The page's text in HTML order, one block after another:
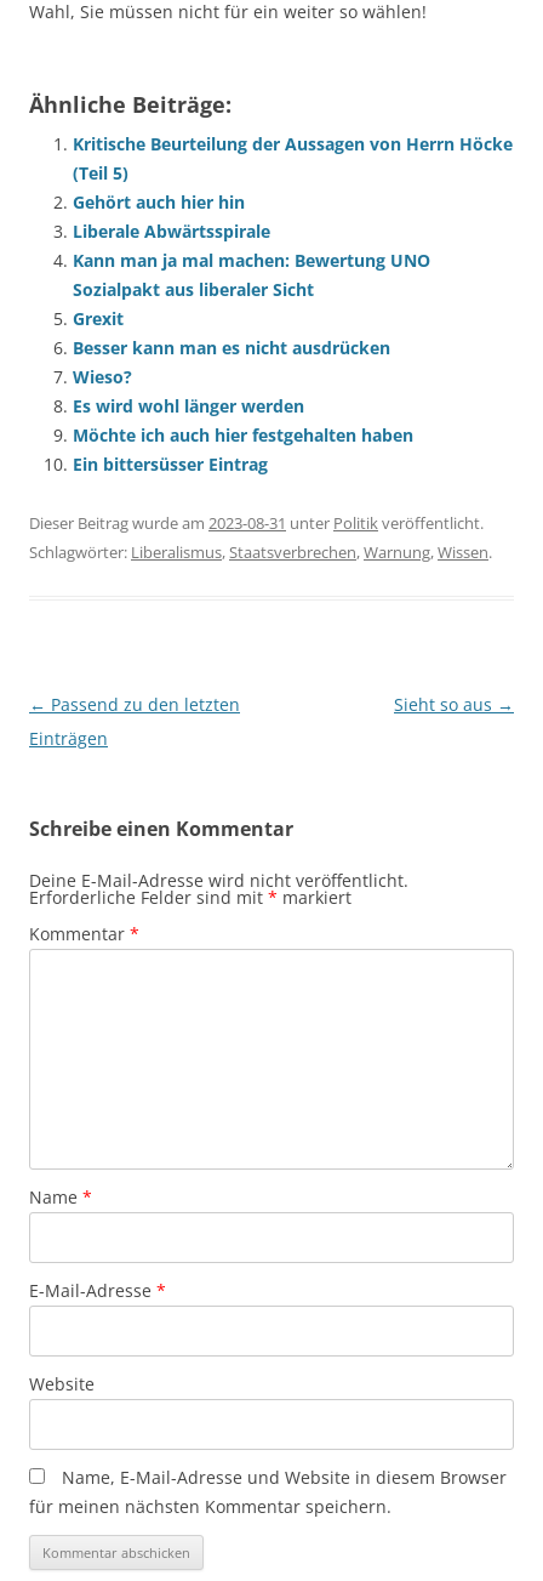
Wahl, Sie müssen nicht für ein weiter so wählen!
Ähnliche Beiträge:
Kritische Beurteilung der Aussagen von Herrn Höcke
(Teil 5)
Gehört auch hier hin
Liberale Abwärtsspirale
Kann man ja mal machen: Bewertung UNO
Sozialpakt aus liberaler Sicht
Grexit
Besser kann man es nicht ausdrücken
Wieso?
Es wird wohl länger werden
Möchte ich auch hier festgehalten haben
Ein bittersüsser Eintrag
Dieser Beitrag wurde am 2023-08-31 unter Politikveröffentlicht.
Schlagwörter: Liberalismus,Staatsverbrechen,Warnung,Wissen.
Beitragsnavigation
← Passend zu den letzten
Einträgen
Sieht so aus →
Schreibe einen Kommentar
Deine E-Mail-Adresse wird nicht veröffentlicht.
Erforderliche Felder sind mit * markiert
Kommentar *
Name *
E-Mail-Adresse *
Website
Name, E-Mail-Adresse und Website in diesem Browser
für meinen nächsten Kommentar speichern.